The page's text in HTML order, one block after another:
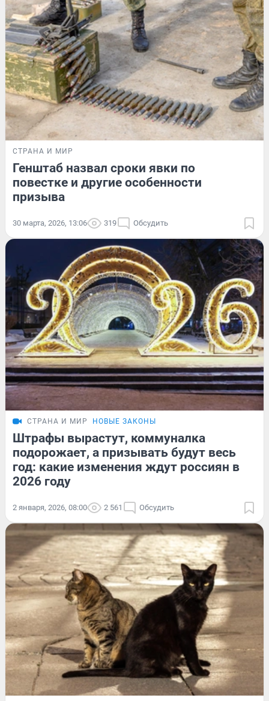
СТРАНА И МИР
Генштаб назвал сроки явки по
повестке и другие особенности
призыва
30 марта, 2026, 13:06 319 Обсудить
СТРАНА И МИР НОВЫЕ ЗАКОНЫ
Штрафы вырастут, коммуналка
подорожает, а призывать будут весь
год: какие изменения ждут россиян в
2026 году
2 января, 2026, 08:00 2 561 Обсудить